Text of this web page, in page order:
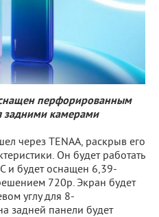
перфорированным
задними камерами
через TENAA, раскрыв его
Он будет работать
и будет оснащен 6,39-
720p. Экран будет
углу для 8-
задней панели будет